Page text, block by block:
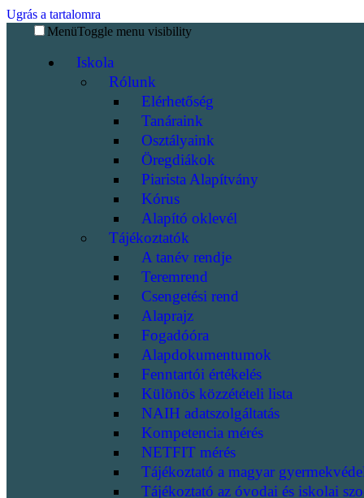
Ugrás a tartalomra
MenüToggle menu visibility
Iskola
Rólunk
Elérhetőség
Tanáraink
Osztályaink
Öregdiákok
Piarista Alapítvány
Kórus
Alapító oklevél
Tájékoztatók
A tanév rendje
Teremrend
Csengetési rend
Alaprajz
Fogadóóra
Alapdokumentumok
Fenntartói értékelés
Különös közzétételi lista
NAIH adatszolgáltatás
Kompetencia mérés
NETFIT mérés
Tájékoztató a magyar
Tájékoztató az óvodai és iskolai